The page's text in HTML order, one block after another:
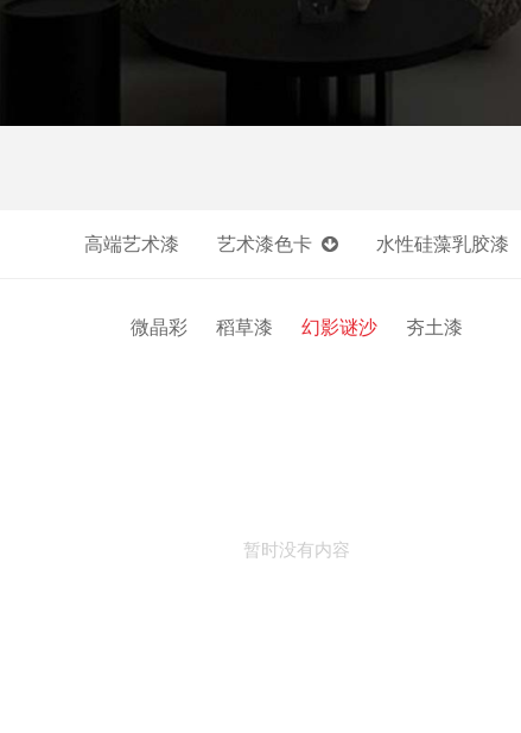
高端艺术漆 艺术漆色卡 水性硅藻乳胶漆
微晶彩 稻草漆 幻影谜沙 夯土漆
暂时没有内容